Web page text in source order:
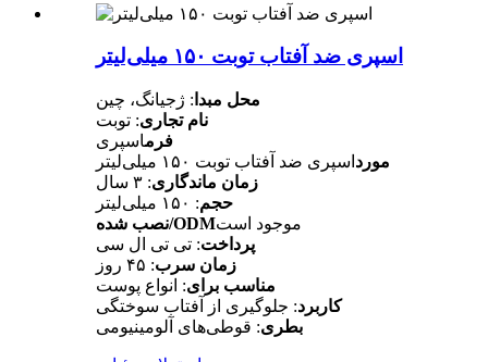
اسپری ضد آفتاب توبت ۱۵۰ میلی‌لیتر
محل مبدا : ژجیانگ، چین
نام تجاری: توبت
فرماسپری
مورد اسپری ضد آفتاب توبت ۱۵۰ میلی‌لیتر
زمان ماندگاری: ۳ سال
حجم: ۱۵۰ میلی‌لیتر
نصب شده/ODMموجود است
پرداخت: تی تی ال سی
زمان سرب: ۴۵ روز
مناسب برای: انواع پوست
کاربرد: جلوگیری از آفتاب سوختگی
بطری: قوطی‌های آلومینیومی